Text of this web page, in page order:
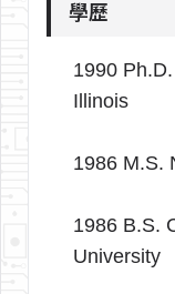
學歷
1990
Illinois
1986 M.S.
1986 B.S.
University